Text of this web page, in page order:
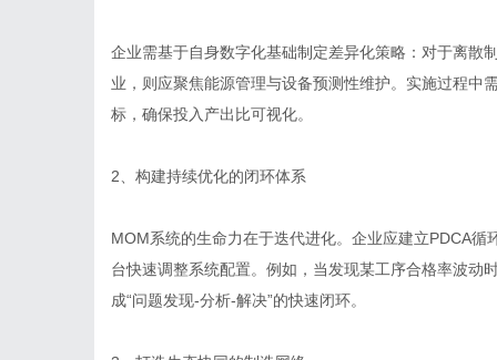
企业需基于自身数字化基础制定差异化策略：对于离散
业，则应聚焦能源管理与设备预测性维护。实施过程中
标，确保投入产出比可视化。
2、构建持续优化的闭环体系
MOM系统的生命力在于迭代进化。企业应建立PDCA
台快速调整系统配置。例如，当发现某工序合格率波动
成“问题发现-分析-解决”的快速闭环。